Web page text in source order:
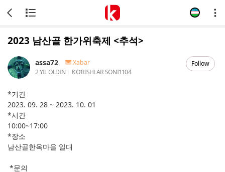
2023 남산골 한가위축제 <추석>
assa72
Xabar
2 YIL OLDIN
KOʻRISHLAR SONI1104
Follow
*기간
2023. 09. 28 ~ 2023. 10. 01
*시간
10:00~17:00
*장소
남산골한옥마을 일대
*문의